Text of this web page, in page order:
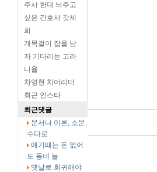
주사 한대 놔주고
싶은 간호사 갓세
희
개목걸이 잡을 남
자 기다리는 고라
니율
차영현 치어리더
최근 인스타
최근댓글
문서나 이론, 소문,
수다로
애기때는 돈 없어
도 동네 놀
옛날로 회귀해야